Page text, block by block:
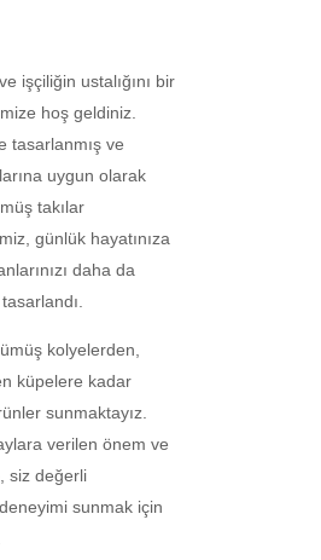
işçiliğin ustalığını bir
hoş geldiniz.
tasarlanmış ve
uygun olarak
takılar
günlük hayatınıza
daha da
kolyelerden,
küpelere kadar
sunmaktayız.
verilen önem ve
siz değerli
sunmak için